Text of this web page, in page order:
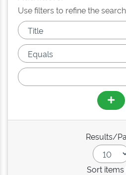
Use filters to refine the
Results/
Sort